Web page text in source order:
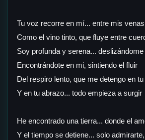
✶
Tu voz recorre en mí... entre mis venas
Como el vino tinto, que fluye entre
Soy profunda y serena...
Encontrándote en mi, sintiendo el fluir
Del respiro lento, que me detengo en
Y en tu abrazo... todo empieza a surgir
He encontrado una tierra... donde el
Y el tiempo se detiene... solo